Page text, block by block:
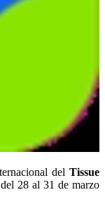
del Tissue
28 al 31 de marzo